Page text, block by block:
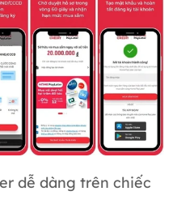
dễ dàng trên chiếc